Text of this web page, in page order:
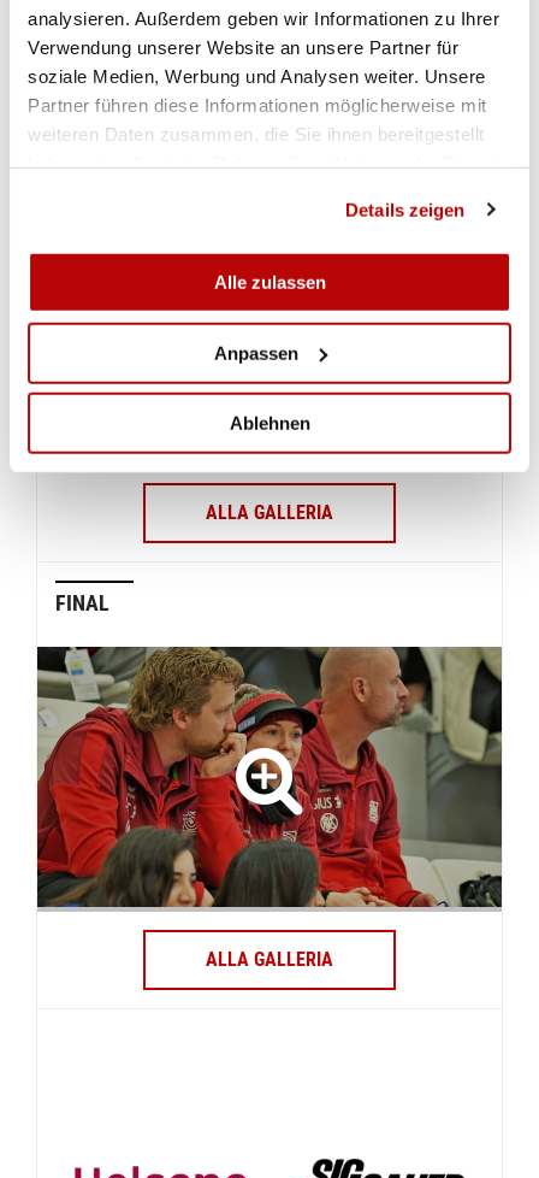
analysieren. Außerdem geben wir Informationen zu Ihrer
Verwendung unserer Website an unsere Partner für
soziale Medien, Werbung und Analysen weiter. Unsere
Partner führen diese Informationen möglicherweise mit
weiteren Daten zusammen, die Sie ihnen bereitgestellt
Details zeigen
Alle zulassen
Anpassen
Ablehnen
Gewehr 50m Dreistellung Männer Qualifikation
Gewehr 50m Dreistellung Männer Final
ALLA GALLERIA
FINAL
ALLA GALLERIA